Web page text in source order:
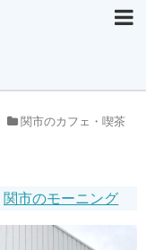
関市のカフェ・喫茶
関市のモーニング